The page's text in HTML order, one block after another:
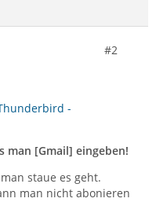
#2
-
man [Gmail] eingeben!
staue es geht.
man nicht abonieren